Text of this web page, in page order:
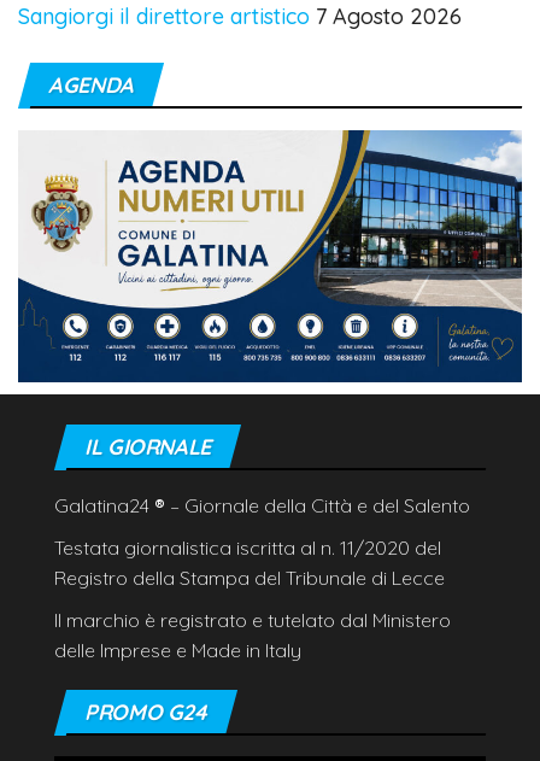
Sangiorgi il direttore artistico 7 Agosto 2026
AGENDA
IL GIORNALE
Galatina24 ® – Giornale della Città e del Salento
Testata giornalistica iscritta al n. 11/2020 del
Registro della Stampa del Tribunale di Lecce
Il marchio è registrato e tutelato dal Ministero
delle Imprese e Made in Italy
PROMO G24